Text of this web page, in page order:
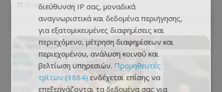
03.08.2026 - 14:15
διεύθυνση IP σας, μοναδικά
αναγνωριστικά και δεδομένα περιήγησης,
για εξατομικευμένες διαφημίσεις και
περιεχόμενο, μέτρηση διαφημίσεων και
περιεχομένου, ανάλυση κοινού και
βελτίωση υπηρεσιών. Προμηθευτές
τρίτων (1884) ενδέχεται επίσης να
επεξεργάζονται τα δεδομένα σας για